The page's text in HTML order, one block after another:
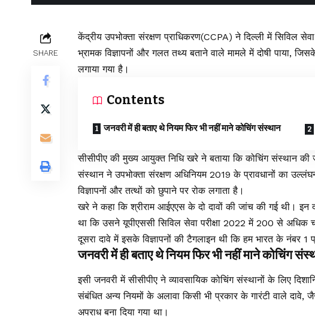
SHARE
केंद्रीय उपभोक्ता संरक्षण प्राधिकरण(CCPA) ने दिल्ली में सिविल
भ्रामक विज्ञापनों और गलत तथ्य बताने वाले मामले में दोषी पाया,
लगाया गया है।
Contents
जनवरी में ही बताए थे नियम फिर भी नहीं माने कोचिंग संस्थान
सीसीपीए की मुख्य आयुक्त निधि खरे ने बताया कि कोचिंग संस्थान
संस्थान ने उपभोक्ता संरक्षण अधिनियम 2019 के प्रावधानों का
विज्ञापनों और तत्थों को छुपाने पर रोक लगाता है।
खरे ने कहा कि श्रीराम आईएएस के दो दावों की जांच की गई थी। इन
था कि उसने यूपीएससी सिविल सेवा परीक्षा 2022 में 200 से अधिक
दूसरा दावे में इसके विज्ञापनों की टैगलाइन थी कि हम भारत के नंबर
जनवरी में ही बताए थे नियम फिर भी नहीं माने कोचिंग
इसी जनवरी में सीसीपीए ने व्यावसायिक कोचिंग संस्थानों के लिए
संबंधित अन्य नियमों के अलावा किसी भी प्रकार के गारंटी वाले दावे,
अपराध बना दिया गया था।